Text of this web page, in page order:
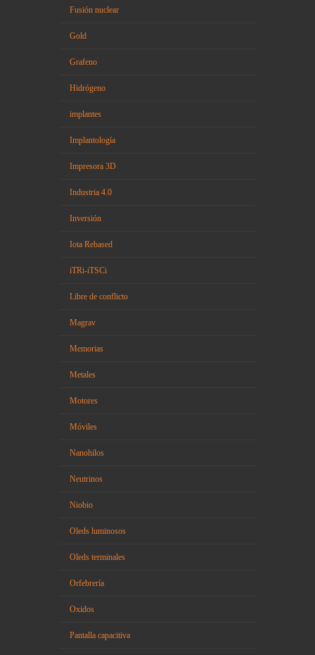
Fusión nuclear
Gold
Grafeno
Hidrógeno
implantes
Implantología
Impresora 3D
Industria 4.0
Inversión
Iota Rebased
iTRi-iTSCi
Libre de conflicto
Magrav
Memorias
Metales
Motores
Móviles
Nanohilos
Neutrinos
Niobio
Oleds luminosos
Oleds terminales
Orfebrería
Oxidos
Pantalla capacitiva